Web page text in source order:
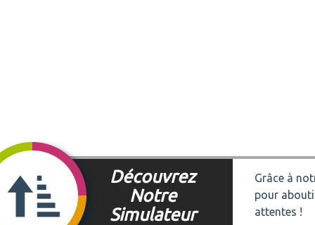
Découvrez
Notre
Simulateur
Grâce à
pour
attentes !